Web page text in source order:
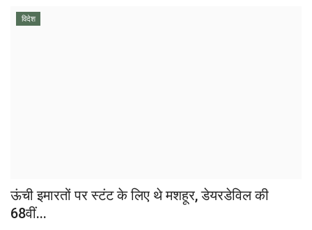
विदेश
ऊंची इमारतों पर स्टंट के लिए थे मशहूर, डेयरडेविल की
68वीं...